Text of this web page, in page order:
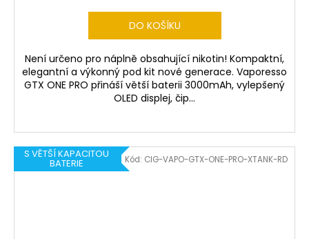
DO KOŠÍKU
Není určeno pro náplně obsahující nikotin! Kompaktní,
elegantní a výkonný pod kit nové generace. Vaporesso
GTX ONE PRO přináší větší baterii 3000mAh, vylepšený
OLED displej, čip...
S VĚTŠÍ KAPACITOU
BATERIE Kód: CIG-VAPO-GTX-ONE-PRO-XTANK-RD